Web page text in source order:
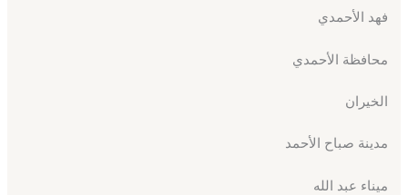
فهد الأحمدي
محافظة الأحمدي
الخيران
مدينة صباح الأحمد
ميناء عبد الله